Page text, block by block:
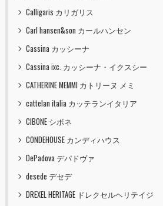
Calligaris カリガリス
Carl hansen&son カールハンセン
Cassina カッシーナ
Cassina ixc. カッシーナ・イクスシー
CATHERINE MEMMI カトリーヌ メミ
cattelan italia カッテランイタリア
CIBONE シボネ
CONDEHOUSE カンディハウス
DePadova デパドヴァ
desede デセデ
DREXEL HERITAGE ドレクセルヘリテイジ